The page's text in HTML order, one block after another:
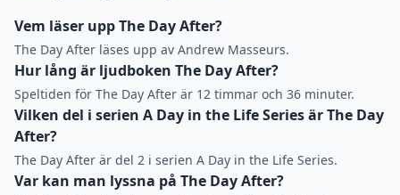
Vem läser upp The Day After?
The Day After läses upp av Andrew Masseurs.
Hur lång är ljudboken The Day After?
Speltiden för The Day After är 12 timmar och 36 minuter.
Vilken del i serien A Day in the Life Series är The Day
After?
The Day After är del 2 i serien A Day in the Life Series.
Var kan man lyssna på The Day After?